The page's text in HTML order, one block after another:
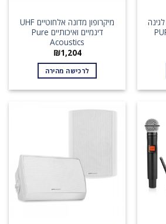
מיקרופון מדונה אלחוטיים UHF
דינמיים ואיכותיים Pure
Acoustics
₪1,204
לרכישה מהירה